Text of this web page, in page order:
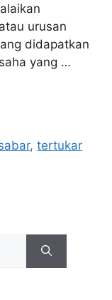
urusan
didapatkan
yang …
,tertukar